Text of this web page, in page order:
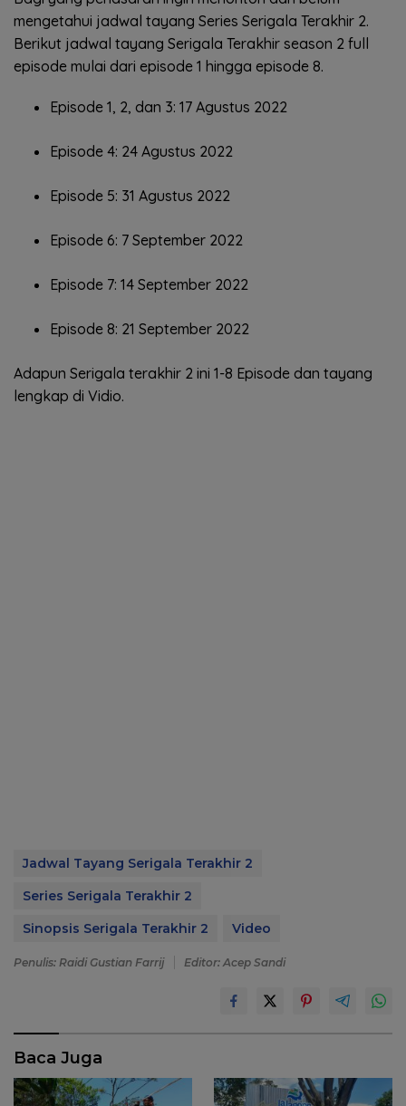
mengetahui jadwal tayang Series Serigala Terakhir 2.
Berikut jadwal tayang Serigala Terakhir season 2 full
episode mulai dari episode 1 hingga episode 8.
Episode 1, 2, dan 3: 17 Agustus 2022
Episode 4: 24 Agustus 2022
Episode 5: 31 Agustus 2022
Episode 6: 7 September 2022
Episode 7: 14 September 2022
Episode 8: 21 September 2022
Adapun Serigala terakhir 2 ini 1-8 Episode dan tayang
lengkap di Vidio.
Jadwal Tayang Serigala Terakhir 2
Series Serigala Terakhir 2
Sinopsis Serigala Terakhir 2
Video
Penulis: Raidi Gustian Farrij Editor: Acep Sandi
Baca Juga